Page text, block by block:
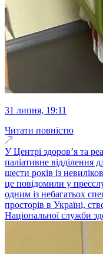
31 липня, 19:11
Читати повністю
У Центрі здоров’я та
паліативне відділення
шести років із
це повідомили у
одним із небагатьох
просторів в Україні,
Національної служби